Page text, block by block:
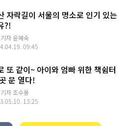
자락길이 서울의 명소로 인기 있는
?!
자 윤혜숙
09:45
또 같이~ 아이와 엄빠 위한 책쉼터
문 열다!
자 조수봉
13:25